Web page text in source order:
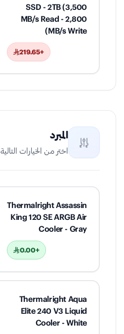
SSD - 2TB (3,500
MB/s Read - 2,800
MB/s Write)
+219.65
المبرد
اختر من الخيارات التالية
Thermalright Assassin
King 120 SE ARGB Air
Cooler - Gray
+0.00
Thermalright Aqua
Elite 240 V3 Liquid
Cooler - White